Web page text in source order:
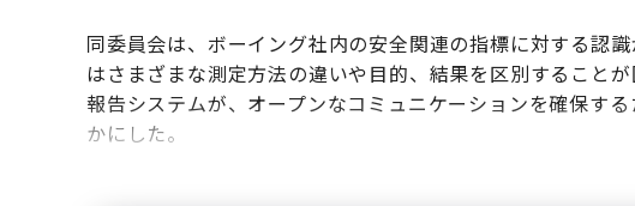
同委員会は、ボーイング社内の安全関連の指標に対する認
はさまざまな測定方法の違いや目的、結果を区別すること
報告システムが、オープンなコミュニケーションを確保す
かにした。